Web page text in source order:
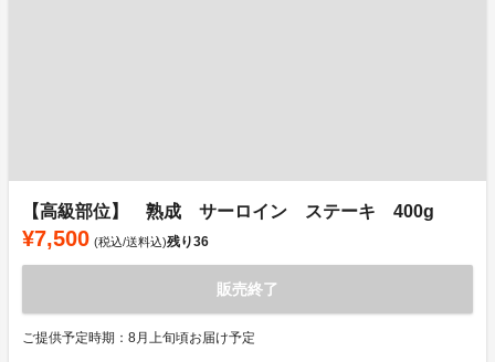
【高級部位】 熟成 サーロイン ステーキ 400g
¥7,500 (税込/送料込)残り36
販売終了
ご提供予定時期：8月上旬頃お届け予定